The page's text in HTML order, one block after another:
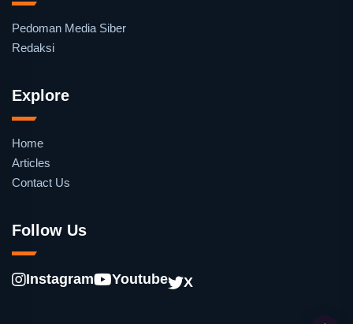
Pedoman Media Siber
Redaksi
Explore
Home
Articles
Contact Us
Follow Us
Instagram Youtube X